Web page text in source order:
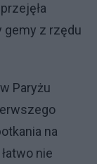
gemy z rzędu
Paryżu
na
nie